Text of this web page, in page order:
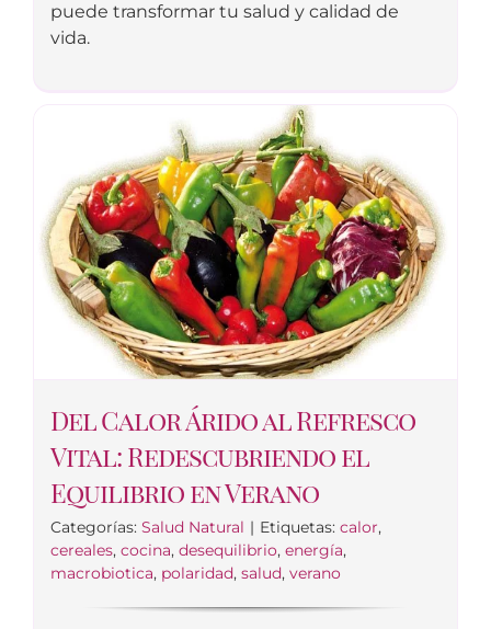
puede transformar tu salud y calidad de
vida.
Del Calor Árido al Refresco
Vital: Redescubriendo el
Equilibrio en Verano
Categorías: Salud Natural | Etiquetas: calor,
cereales, cocina, desequilibrio, energía,
macrobiotica, polaridad, salud, verano